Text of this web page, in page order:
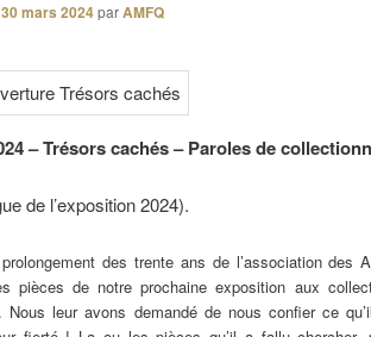
30 mars 2024parAMFQ
– Trésors cachés – Paroles de
de l’exposition 2024).
des trente ans de l’association des
pièces de notre prochaine exposition aux
Nous leur avons demandé de nous confier ce